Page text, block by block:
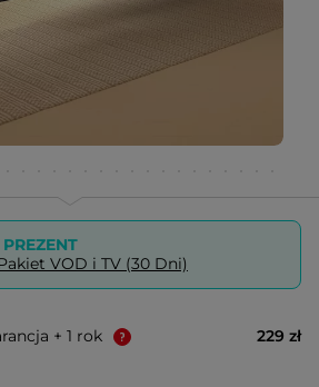
VOD i TV (30 Dni)
+ 1 rok 229 zł